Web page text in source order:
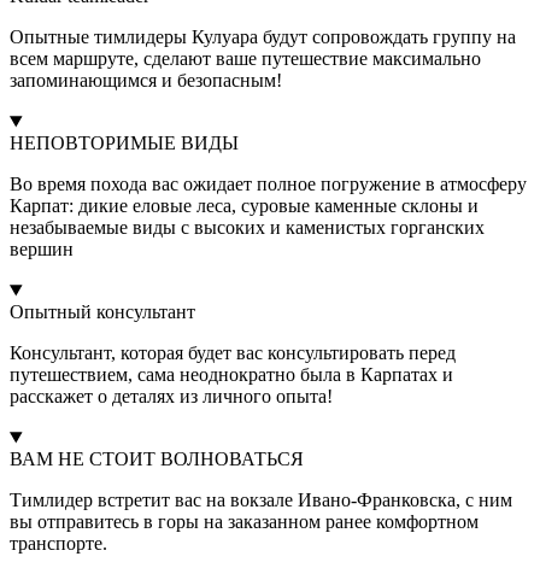
Опытные тимлидеры Кулуара будут сопровождать группу на
всем маршруте, сделают ваше путешествие максимально
запоминающимся и безопасным!
НЕПОВТОРИМЫЕ ВИДЫ
Во время похода вас ожидает полное погружение в атмосферу
Карпат: дикие еловые леса, суровые каменные склоны и
незабываемые виды с высоких и каменистых горганских
вершин
Опытный консультант
Консультант, которая будет вас консультировать перед
путешествием, сама неоднократно была в Карпатах и
расскажет о деталях из личного опыта!
ВАМ НЕ СТОИТ ВОЛНОВАТЬСЯ
Тимлидер встретит вас на вокзале Ивано-Франковска, с ним
вы отправитесь в горы на заказанном ранее комфортном
транспорте.